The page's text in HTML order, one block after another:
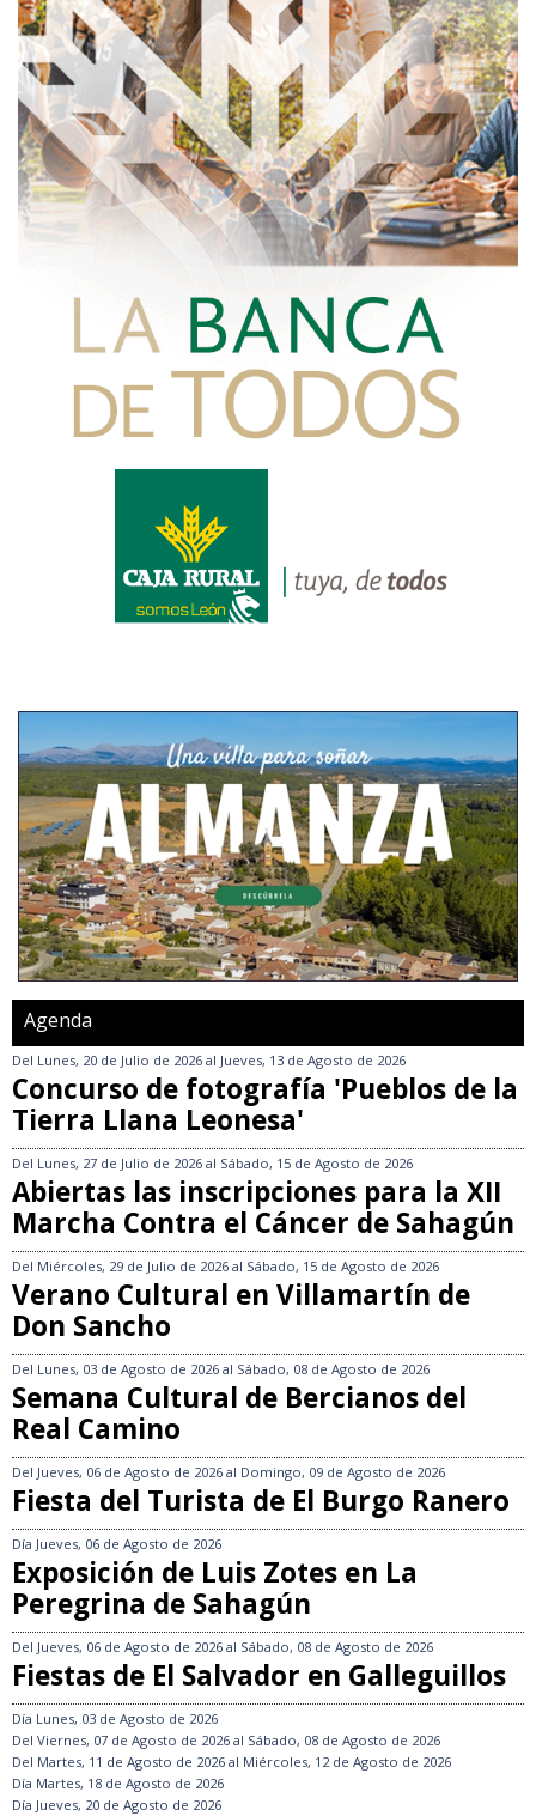
Agenda
Del Lunes, 20 de Julio de 2026 al Jueves, 13 de Agosto de 2026
Concurso de fotografía 'Pueblos de la
Tierra Llana Leonesa'
Del Lunes, 27 de Julio de 2026 al Sábado, 15 de Agosto de 2026
Abiertas las inscripciones para la XII
Marcha Contra el Cáncer de Sahagún
Del Miércoles, 29 de Julio de 2026 al Sábado, 15 de Agosto de 2026
Verano Cultural en Villamartín de
Don Sancho
Del Lunes, 03 de Agosto de 2026 al Sábado, 08 de Agosto de 2026
Semana Cultural de Bercianos del
Real Camino
Del Jueves, 06 de Agosto de 2026 al Domingo, 09 de Agosto de 2026
Fiesta del Turista de El Burgo Ranero
Día Jueves, 06 de Agosto de 2026
Exposición de Luis Zotes en La
Peregrina de Sahagún
Del Jueves, 06 de Agosto de 2026 al Sábado, 08 de Agosto de 2026
Fiestas de El Salvador en Galleguillos
Día Lunes, 03 de Agosto de 2026
Del Viernes, 07 de Agosto de 2026 al Sábado, 08 de Agosto de 2026
Del Martes, 11 de Agosto de 2026 al Miércoles, 12 de Agosto de 2026
Día Martes, 18 de Agosto de 2026
Día Jueves, 20 de Agosto de 2026